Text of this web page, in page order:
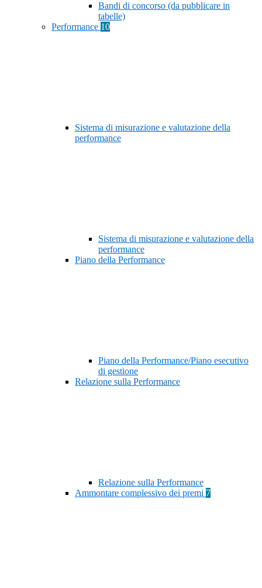
Bandi di concorso (da pubblicare in
tabelle)
Performance 10
Sistema di misurazione e valutazione della
performance
Sistema di misurazione e valutazione della
performance
Piano della Performance
Piano della Performance/Piano esecutivo
di gestione
Relazione sulla Performance
Relazione sulla Performance
Ammontare complessivo dei premi 7